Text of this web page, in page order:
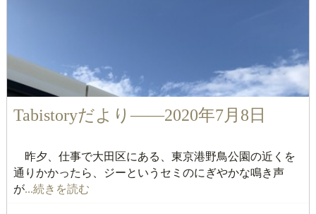
Tabistoryだより――2020年7月8日
昨夕、仕事で大田区にある、東京港野鳥公園の近くを
通りかかったら、ジーというセミのにぎやかな鳴き声
が...続きを読む